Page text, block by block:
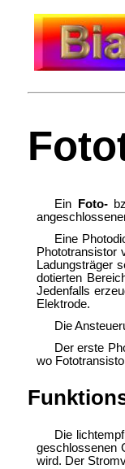
Ein Foto-
Eine
Phototransistor
Ladungsträger
dotierten
Jedenfalls
Elektrode.
Die
Der erste
wo
Die
geschlossenen
wird. Der